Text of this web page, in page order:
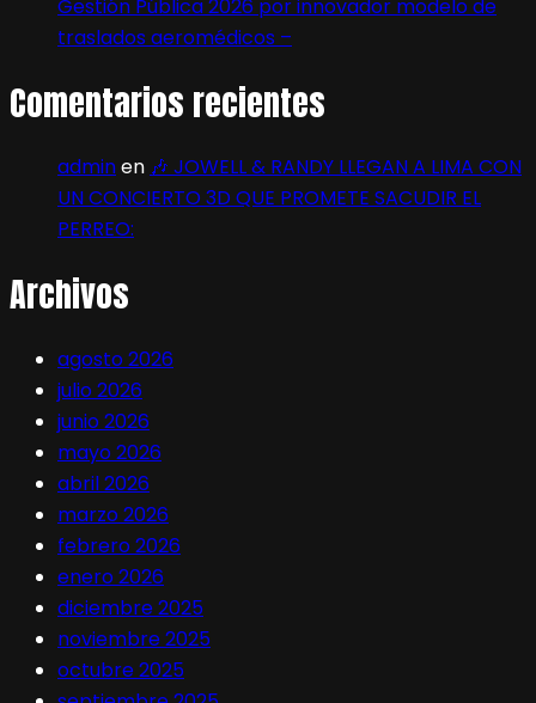
Gestión Pública 2026 por innovador modelo de
traslados aeromédicos –
Comentarios recientes
adminen 🎶 JOWELL & RANDY LLEGAN A LIMA CON
UN CONCIERTO 3D QUE PROMETE SACUDIR EL
PERREO:
Archivos
agosto 2026
julio 2026
junio 2026
mayo 2026
abril 2026
marzo 2026
febrero 2026
enero 2026
diciembre 2025
noviembre 2025
octubre 2025